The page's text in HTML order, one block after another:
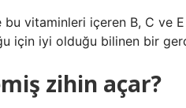
bu vitaminleri içeren B, C ve
için iyi olduğu bilinen bir
zihin açar?